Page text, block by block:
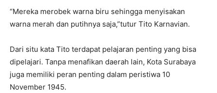
“Mereka merobek warna biru sehingga menyisakan
warna merah dan putihnya saja,”tutur Tito Karnavian.
Dari situ kata Tito terdapat pelajaran penting yang bisa
dipelajari. Tanpa menafikan daerah lain, Kota Surabaya
juga memiliki peran penting dalam peristiwa 10
November 1945.